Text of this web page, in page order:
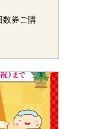
券ご購